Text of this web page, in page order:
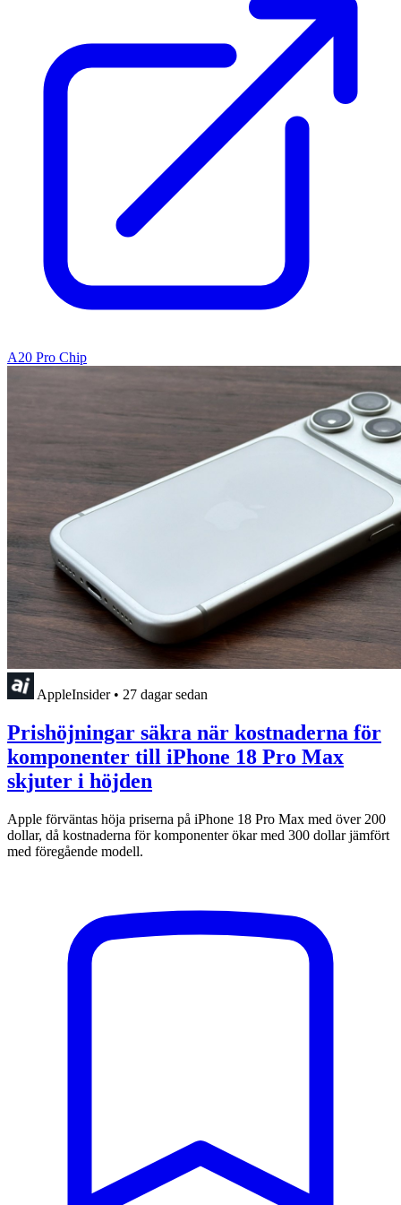
A20 Pro Chip
AppleInsider • 27 dagar sedan
Prishöjningar säkra när kostnaderna för
komponenter till iPhone 18 Pro Max
skjuter i höjden
Apple förväntas höja priserna på iPhone 18 Pro Max med över 200
dollar, då kostnaderna för komponenter ökar med 300 dollar jämfört
med föregående modell.